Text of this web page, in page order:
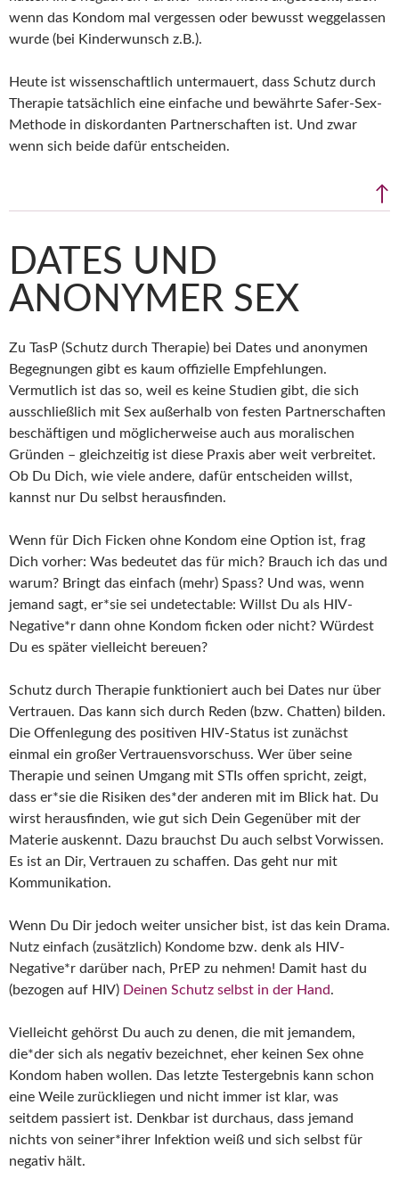
wenn das Kondom mal vergessen oder bewusst weggelassen
wurde (bei Kinderwunsch z.B.).
Heute ist wissenschaftlich untermauert, dass Schutz durch
Therapie tatsächlich eine einfache und bewährte Safer-Sex-
Methode in diskordanten Partnerschaften ist. Und zwar
wenn sich beide dafür entscheiden.
↑
DATES UND
ANONYMER SEX
Zu TasP (Schutz durch Therapie) bei Dates und anonymen
Begegnungen gibt es kaum offizielle Empfehlungen.
Vermutlich ist das so, weil es keine Studien gibt, die sich
ausschließlich mit Sex außerhalb von festen Partnerschaften
beschäftigen und möglicherweise auch aus moralischen
Gründen – gleichzeitig ist diese Praxis aber weit verbreitet.
Ob Du Dich, wie viele andere, dafür entscheiden willst,
kannst nur Du selbst herausfinden.
Wenn für Dich Ficken ohne Kondom eine Option ist, frag
Dich vorher: Was bedeutet das für mich? Brauch ich das und
warum? Bringt das einfach (mehr) Spass? Und was, wenn
jemand sagt, er*sie sei undetectable: Willst Du als HIV-
Negative*r dann ohne Kondom ficken oder nicht? Würdest
Du es später vielleicht bereuen?
Schutz durch Therapie funktioniert auch bei Dates nur über
Vertrauen. Das kann sich durch Reden (bzw. Chatten) bilden.
Die Offenlegung des positiven HIV-Status ist zunächst
einmal ein großer Vertrauensvorschuss. Wer über seine
Therapie und seinen Umgang mit STIs offen spricht, zeigt,
dass er*sie die Risiken des*der anderen mit im Blick hat. Du
wirst herausfinden, wie gut sich Dein Gegenüber mit der
Materie auskennt. Dazu brauchst Du auch selbst Vorwissen.
Es ist an Dir, Vertrauen zu schaffen. Das geht nur mit
Kommunikation.
Wenn Du Dir jedoch weiter unsicher bist, ist das kein Drama.
Nutz einfach (zusätzlich) Kondome bzw. denk als HIV-
Negative*r darüber nach, PrEP zu nehmen! Damit hast du
(bezogen auf HIV) Deinen Schutz selbst in der Hand.
Vielleicht gehörst Du auch zu denen, die mit jemandem,
die*der sich als negativ bezeichnet, eher keinen Sex ohne
Kondom haben wollen. Das letzte Testergebnis kann schon
eine Weile zurückliegen und nicht immer ist klar, was
seitdem passiert ist. Denkbar ist durchaus, dass jemand
nichts von seiner*ihrer Infektion weiß und sich selbst für
negativ hält.